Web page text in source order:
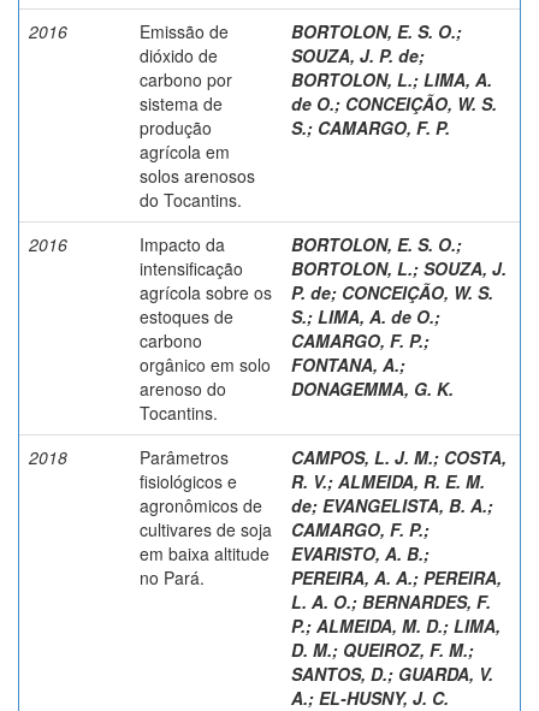
2016
Emissão de
dióxido de
carbono por
sistema de
produção
agrícola em
solos arenosos
do Tocantins.
BORTOLON, E. S. O.;
SOUZA, J. P. de;
BORTOLON, L.; LIMA, A.
de O.; CONCEIÇÃO, W. S.
S.; CAMARGO, F. P.
2016
Impacto da
intensificação
agrícola sobre os
estoques de
carbono
orgânico em solo
arenoso do
Tocantins.
BORTOLON, E. S. O.;
BORTOLON, L.; SOUZA, J.
P. de; CONCEIÇÃO, W. S.
S.; LIMA, A. de O.;
CAMARGO, F. P.;
FONTANA, A.;
DONAGEMMA, G. K.
2018
Parâmetros
fisiológicos e
agronômicos de
cultivares de soja
em baixa altitude
no Pará.
CAMPOS, L. J. M.; COSTA,
R. V.; ALMEIDA, R. E. M.
de; EVANGELISTA, B. A.;
CAMARGO, F. P.;
EVARISTO, A. B.;
PEREIRA, A. A.; PEREIRA,
L. A. O.; BERNARDES, F.
P.; ALMEIDA, M. D.; LIMA,
D. M.; QUEIROZ, F. M.;
SANTOS, D.; GUARDA, V.
A.; EL-HUSNY, J. C.